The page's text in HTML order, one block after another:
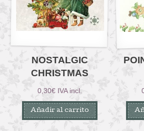
NOSTALGIC
CHRISTMAS
0,30€ IVA incl.
Añadir al carrito